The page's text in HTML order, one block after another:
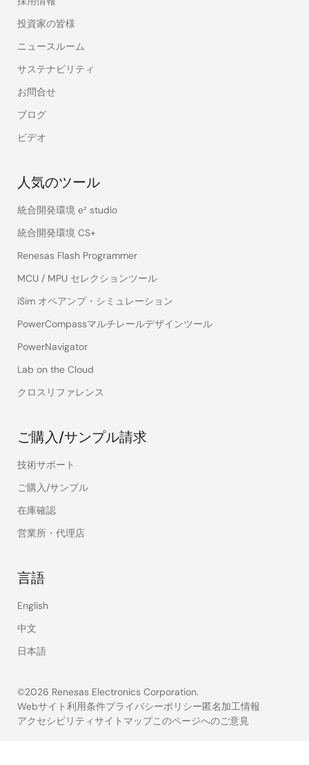
投資家の皆様
ニュースルーム
サステナビリティ
お問合せ
ブログ
ビデオ
人気のツール
統合開発環境 e² studio
統合開発環境 CS+
Renesas Flash Programmer
MCU / MPU セレクションツール
iSim オペアンプ・シミュレーション
PowerCompassマルチレールデザインツール
PowerNavigator
Lab on the Cloud
クロスリファレンス
ご購入/サンプル請求
技術サポート
ご購入/サンプル
在庫確認
営業所・代理店
言語
English
中文
日本語
©2026 Renesas Electronics Corporation.
Legal
Webサイト利用条件プライバシーポリシー匿名加工情報
アクセシビリティサイトマップこのページへのご意見